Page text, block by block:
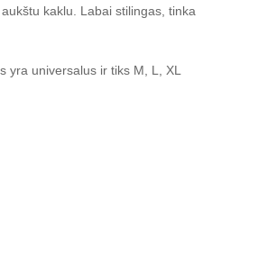
kaklu. Labai stilingas, tinka
yra universalus ir tiks M, L, XL